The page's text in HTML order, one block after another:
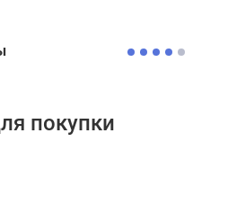
покупки